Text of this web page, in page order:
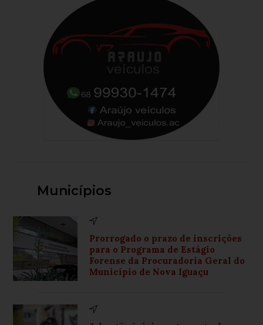
Municípios
Prorrogado o prazo de inscrições
para o Programa de Estágio
Forense da Procuradoria Geral do
Município de Nova Iguaçu